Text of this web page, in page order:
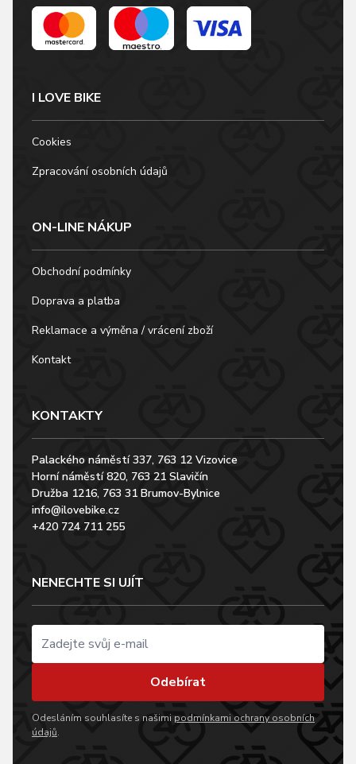
I LOVE BIKE
Cookies
Zpracování osobních údajů
ON-LINE NÁKUP
Obchodní podmínky
Doprava a platba
Reklamace a výměna / vrácení zboží
Kontakt
KONTAKTY
Palackého náměstí 337, 763 12 Vizovice
Horní náměstí 820, 763 21 Slavičín
Družba 1216, 763 31 Brumov-Bylnice
info@ilovebike.cz
+420 724 711 255
NENECHTE SI UJÍT
Odebírat
Odesláním souhlasíte s našimi podmínkami ochrany osobních
údajů.